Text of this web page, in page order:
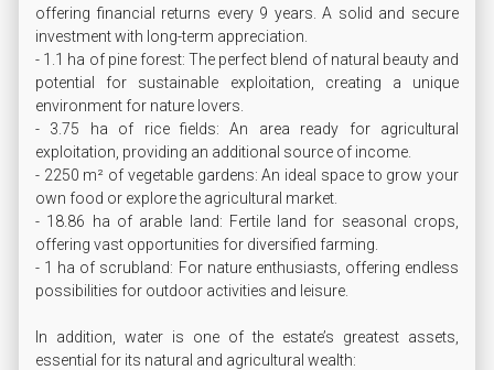
offering financial returns every 9 years. A solid and secure
investment with long-term appreciation.
- 1.1 ha of pine forest: The perfect blend of natural beauty and
potential for sustainable exploitation, creating a unique
environment for nature lovers.
- 3.75 ha of rice fields: An area ready for agricultural
exploitation, providing an additional source of income.
- 2250 m² of vegetable gardens: An ideal space to grow your
own food or explore the agricultural market.
- 18.86 ha of arable land: Fertile land for seasonal crops,
offering vast opportunities for diversified farming.
- 1 ha of scrubland: For nature enthusiasts, offering endless
possibilities for outdoor activities and leisure.
In addition, water is one of the estate’s greatest assets,
essential for its natural and agricultural wealth: